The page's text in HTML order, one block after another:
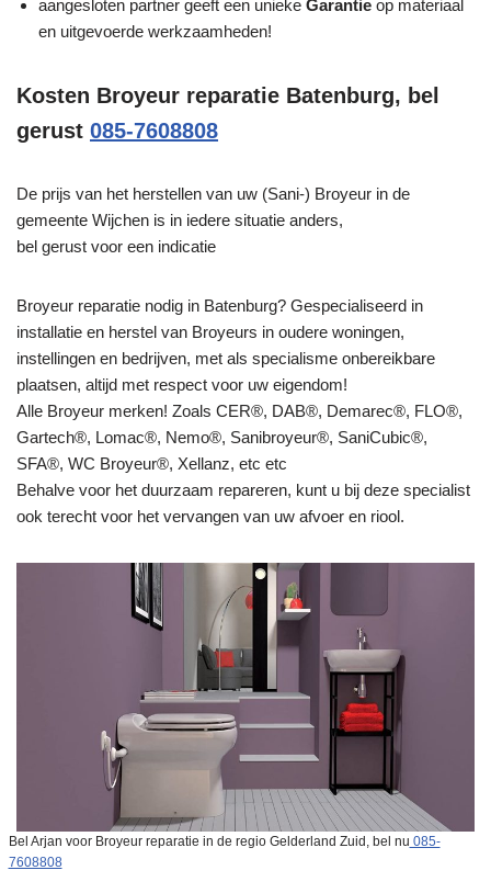
aangesloten partner geeft een unieke Garantie op materiaal
en uitgevoerde werkzaamheden!
Kosten Broyeur reparatie Batenburg, bel
gerust 085-7608808
De prijs van het herstellen van uw (Sani-) Broyeur in de
gemeente Wijchen is in iedere situatie anders,
bel gerust voor een indicatie
Broyeur reparatie nodig in Batenburg? Gespecialiseerd in
installatie en herstel van Broyeurs in oudere woningen,
instellingen en bedrijven, met als specialisme onbereikbare
plaatsen, altijd met respect voor uw eigendom!
Alle Broyeur merken! Zoals CER®, DAB®, Demarec®, FLO®,
Gartech®, Lomac®, Nemo®, Sanibroyeur®, SaniCubic®,
SFA®, WC Broyeur®, Xellanz, etc etc
Behalve voor het duurzaam repareren, kunt u bij deze specialist
ook terecht voor het vervangen van uw afvoer en riool.
Bel Arjan voor Broyeur reparatie in de regio Gelderland Zuid, bel nu 085-
7608808